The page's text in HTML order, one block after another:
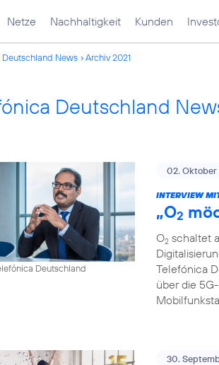
Netze Nachhaltigkeit Kunden
News Archiv 2021
Deutschland
Deutschland
02.
INTERVIEW
„O2
O2 schaltet
Telefónica
über die
30.